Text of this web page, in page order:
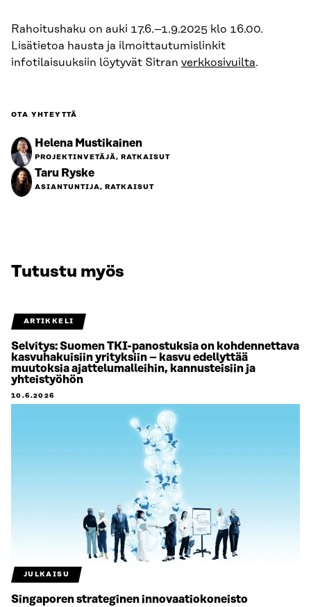
Rahoitushaku on auki 17.6.–1.9.2025 klo 16.00.
Lisätietoa hausta ja ilmoittautumislinkit
infotilaisuuksiin löytyvät Sitran verkkosivuilta.
OTA YHTEYTTÄ
Helena Mustikainen
PROJEKTINVETÄJÄ, RATKAISUT
Taru Ryske
ASIANTUNTIJA, RATKAISUT
Tutustu myös
ARTIKKELI
Selvitys: Suomen TKI-panostuksia on kohdennettava
kasvuhakuisiin yrityksiin – kasvu edellyttää
muutoksia ajattelumalleihin, kannusteisiin ja
yhteistyöhön
10.6.2026
JULKAISU
Singaporen strateginen innovaatiokoneisto